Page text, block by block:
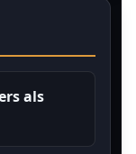
als